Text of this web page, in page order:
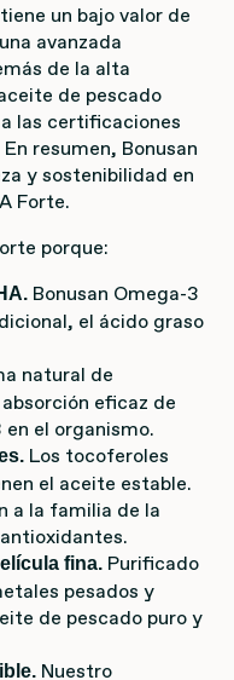
un bajo valor de
avanzada
de la alta
de pescado
las certificaciones
resumen, Bonusan
y sostenibilidad en
Forte.
porque:
Bonusan Omega-3
el ácido graso
natural de
eficaz de
el organismo.
Los tocoferoles
el aceite estable.
a la familia de la
fina. Purificado
pesados y
de pescado puro y
Nuestro